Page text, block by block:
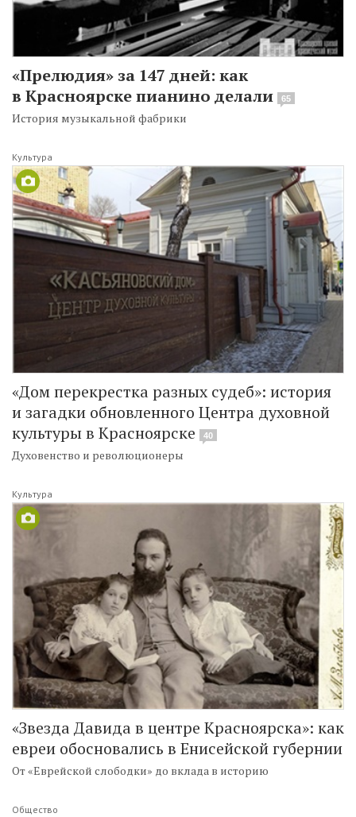
«Прелюдия» за 147 дней: как
в Красноярске пианино делали
65
История музыкальной фабрики
Культура
«Дом перекрестка разных судеб»: история
и загадки обновленного Центра духовной
культуры в Красноярске
40
Духовенство и революционеры
Культура
«Звезда Давида в центре Красноярска»: как
евреи обосновались в Енисейской губернии
От «Еврейской слободки» до вклада в историю
Общество